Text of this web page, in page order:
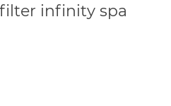
infinity spa